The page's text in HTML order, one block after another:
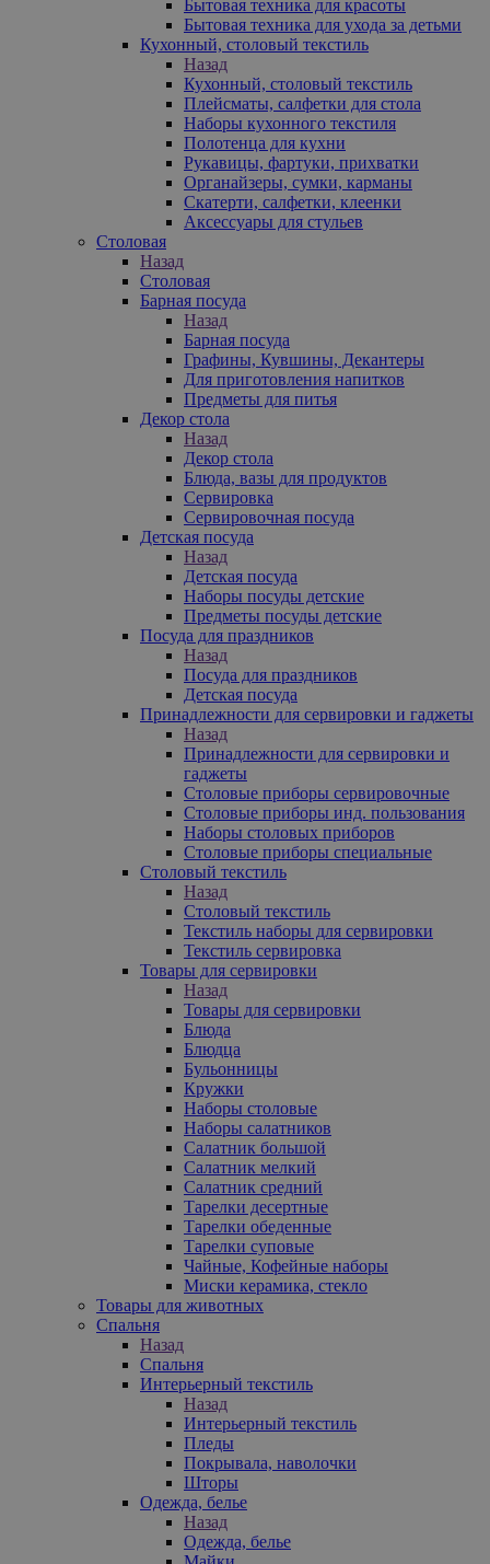
Бытовая техника для красоты
Бытовая техника для ухода за детьми
Кухонный, столовый текстиль
Назад
Кухонный, столовый текстиль
Плейсматы, салфетки для стола
Наборы кухонного текстиля
Полотенца для кухни
Рукавицы, фартуки, прихватки
Органайзеры, сумки, карманы
Скатерти, салфетки, клеенки
Аксессуары для стульев
Столовая
Назад
Столовая
Барная посуда
Назад
Барная посуда
Графины, Кувшины, Декантеры
Для приготовления напитков
Предметы для питья
Декор стола
Назад
Декор стола
Блюда, вазы для продуктов
Сервировка
Сервировочная посуда
Детская посуда
Назад
Детская посуда
Наборы посуды детские
Предметы посуды детские
Посуда для праздников
Назад
Посуда для праздников
Детская посуда
Принадлежности для сервировки и гаджеты
Назад
Принадлежности для сервировки и
гаджеты
Столовые приборы сервировочные
Столовые приборы инд. пользования
Наборы столовых приборов
Столовые приборы специальные
Столовый текстиль
Назад
Столовый текстиль
Текстиль наборы для сервировки
Текстиль сервировка
Товары для сервировки
Назад
Товары для сервировки
Блюда
Блюдца
Бульонницы
Кружки
Наборы столовые
Наборы салатников
Салатник большой
Салатник мелкий
Салатник средний
Тарелки десертные
Тарелки обеденные
Тарелки суповые
Чайные, Кофейные наборы
Миски керамика, стекло
Товары для животных
Спальня
Назад
Спальня
Интерьерный текстиль
Назад
Интерьерный текстиль
Пледы
Покрывала, наволочки
Шторы
Одежда, белье
Назад
Одежда, белье